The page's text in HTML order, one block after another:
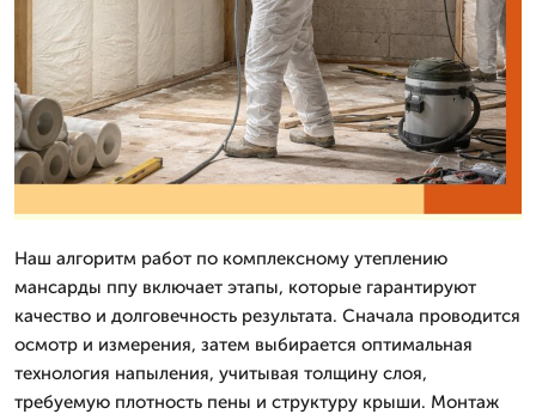
Наш алгоритм работ по комплексному утеплению
мансарды ппу включает этапы, которые гарантируют
качество и долговечность результата. Сначала проводится
осмотр и измерения, затем выбирается оптимальная
технология напыления, учитывая толщину слоя,
требуемую плотность пены и структуру крыши. Монтаж